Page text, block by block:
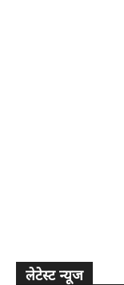
लेटेस्ट न्यूज